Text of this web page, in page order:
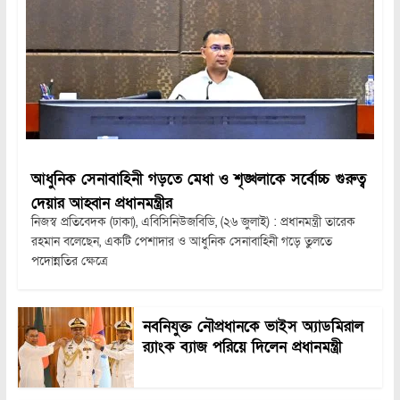
আধুনিক সেনাবাহিনী গড়তে মেধা ও শৃঙ্খলাকে সর্বোচ্চ গুরুত্ব
দেয়ার আহ্বান প্রধানমন্ত্রীর
নিজস্ব প্রতিবেদক (ঢাকা), এবিসিনিউজবিডি, (২৬ জুলাই) : প্রধানমন্ত্রী তারেক
রহমান বলেছেন, একটি পেশাদার ও আধুনিক সেনাবাহিনী গড়ে তুলতে
পদোন্নতির ক্ষেত্রে
নবনিযুক্ত নৌপ্রধানকে ভাইস অ্যাডমিরাল
র‍্যাংক ব্যাজ পরিয়ে দিলেন প্রধানমন্ত্রী